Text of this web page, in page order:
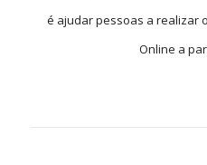
é ajudar pessoas a realizar
Online a